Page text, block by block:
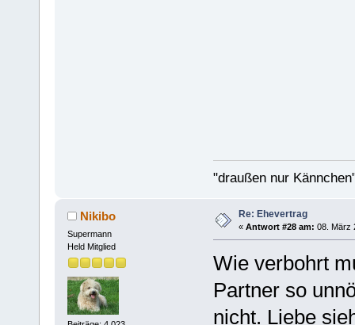
"draußen nur
Nikibo
Supermann
Held Mitglied
Re: Ehevertrag
« Antwort #28 am: 08. März
Wie verbohrt
Partner so
nicht. Liebe